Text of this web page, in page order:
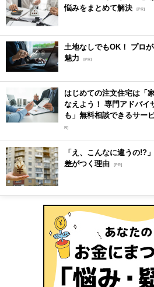
悩みをまとめて解決 [PR]
土地なしでもOK！ プロ
魅力
[PR]
はじめての注文住宅は「
なえよう！ 専門アドバイ
も」無料相談できるサー
R]
「え、こんなに違うの!?
差がつく理由 [PR]